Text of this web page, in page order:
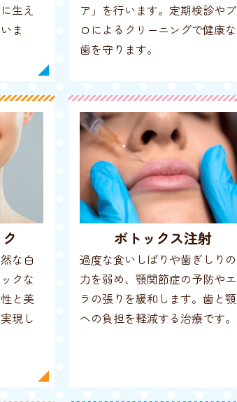
生え
ま
ア」を行います。定期検診やプ
ロによるクリーニングで健康な
歯を守ります。
な白
クな
と美
現し
ボトックス注射
過度な食いしばりや歯ぎしりの
力を弱め、顎関節症の予防やエ
ラの張りを緩和します。歯と顎
への負担を軽減する治療です。